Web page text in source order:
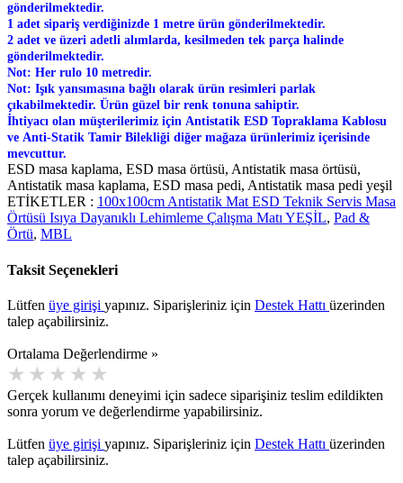
gönderilmektedir.
1 adet sipariş verdiğinizde 1 metre ürün gönderilmektedir.
2 adet ve üzeri adetli alımlarda, kesilmeden tek parça halinde
gönderilmektedir.
Not: Her rulo 10 metredir.
Not: Işık yansımasına bağlı olarak ürün resimleri parlak
çıkabilmektedir. Ürün güzel bir renk tonuna sahiptir.
İhtiyacı olan müşterilerimiz için Antistatik ESD Topraklama Kablosu
ve Anti-Statik Tamir Bilekliği diğer mağaza ürünlerimiz içerisinde
mevcuttur.
ESD masa kaplama, ESD masa örtüsü, Antistatik masa örtüsü,
Antistatik masa kaplama, ESD masa pedi, Antistatik masa pedi yeşil
ETİKETLER : 100x100cm Antistatik Mat ESD Teknik Servis Masa
Örtüsü Isıya Dayanıklı Lehimleme Çalışma Matı YEŞİL, Pad &
Örtü, MBL
Taksit Seçenekleri
Lütfen üye girişi yapınız. Siparişleriniz için Destek Hattı üzerinden
talep açabilirsiniz.
Ortalama Değerlendirme »
Gerçek kullanımı deneyimi için sadece siparişiniz teslim edildikten
sonra yorum ve değerlendirme yapabilirsiniz.
Lütfen üye girişi yapınız. Siparişleriniz için Destek Hattı üzerinden
talep açabilirsiniz.